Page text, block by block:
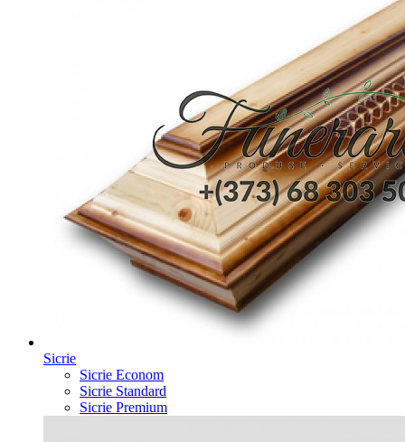
Sicrie
Sicrie Econom
Sicrie Standard
Sicrie Premium